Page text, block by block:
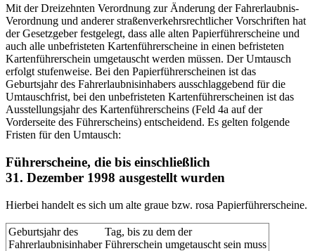
Mit der Dreizehnten Verordnung zur Änderung der Fahrerlaubnis-
Verordnung und anderer straßenverkehrsrechtlicher Vorschriften hat
der Gesetzgeber festgelegt, dass alle alten Papierführerscheine und
auch alle unbefristeten Kartenführerscheine in einen befristeten
Kartenführerschein umgetauscht werden müssen. Der Umtausch
erfolgt stufenweise. Bei den Papierführerscheinen ist das
Geburtsjahr des Fahrerlaubnisinhabers ausschlaggebend für die
Umtauschfrist, bei den unbefristeten Kartenführerscheinen ist das
Ausstellungsjahr des Kartenführerscheins (Feld 4a auf der
Vorderseite des Führerscheins) entscheidend. Es gelten folgende
Fristen für den Umtausch:
Führerscheine, die bis einschließlich
31. Dezember 1998 ausgestellt wurden
Hierbei handelt es sich um alte graue bzw. rosa Papierführerscheine.
Geburtsjahr des
Fahrerlaubnisinhaber
Tag, bis zu dem der
Führerschein umgetauscht sein muss